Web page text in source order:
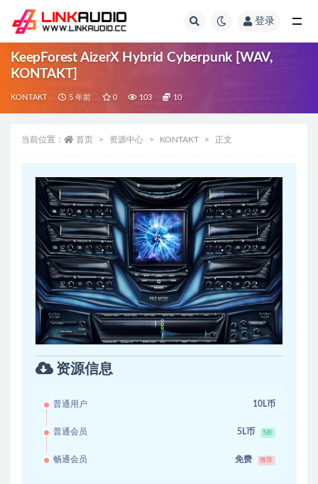
登录
KeepForest AizerX Hybrid Cyberpunk [WAV,
KONTAKT]
KONTAKT 5 年前 0 103 10
当前位置： 首页 资源中心 KONTAKT 正文
资源信息
普通用户 10L币
普通会员 5L币 5折
畅通会员 免费 推荐